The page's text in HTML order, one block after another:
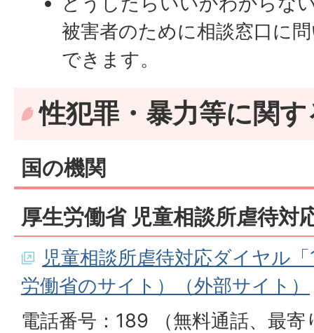
被害者のために相談窓口に
できます。
性犯罪・暴力等に関
国の機関
厚生労働省 児童相談所虐待対
児童相談所虐待対応ダイヤル
労働省のサイト）（外部サイト）
電話番号：189 （無料通話、最